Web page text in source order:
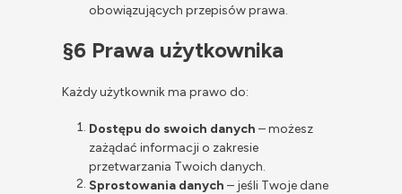
obowiązujących przepisów prawa.
§6 Prawa użytkownika
Każdy użytkownik ma prawo do:
Dostępu do swoich danych – możesz
zażądać informacji o zakresie
przetwarzania Twoich danych.
Sprostowania danych – jeśli Twoje dane